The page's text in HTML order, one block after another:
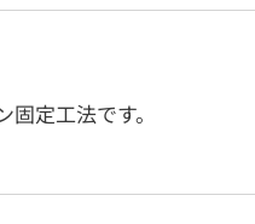
定工法です。